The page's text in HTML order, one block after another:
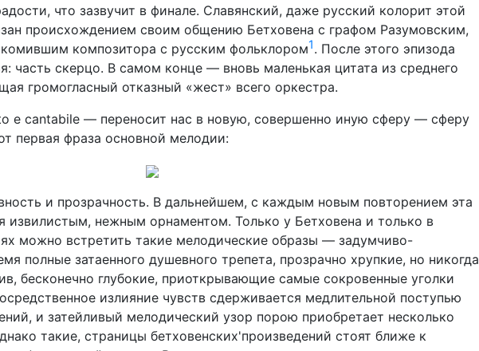
что зазвучит в финале. Славянский, даже русский колорит этой
происхождением своим общению Бетховена с графом Разумовским,
композитора с русским фольклором1. После этого эпизода
часть скерцо. В самом конце — вновь маленькая цитата из среднего
громогласный отказный «жест» всего оркестра.
e cantabile — переносит нас в новую, совершенно иную сферу — сферу
первая фраза основной мелодии:
и прозрачность. В дальнейшем, с каждым новым повторением эта
извилистым, нежным орнаментом. Только у Бетховена и только в
можно встретить такие мелодические образы — задумчиво-
полные затаенного душевного трепета, прозрачно хрупкие, но никогда
бесконечно глубокие, приоткрывающие самые сокровенные уголки
излияние чувств сдерживается медлительной поступью
и затейливый мелодический узор порою приобретает несколько
такие, страницы бетховенских'произведений стоят ближе к